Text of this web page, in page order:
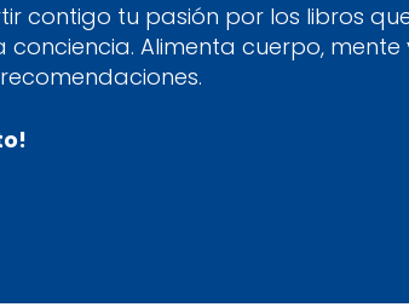
contigo tu pasión por los libros
Alimenta cuerpo, mente